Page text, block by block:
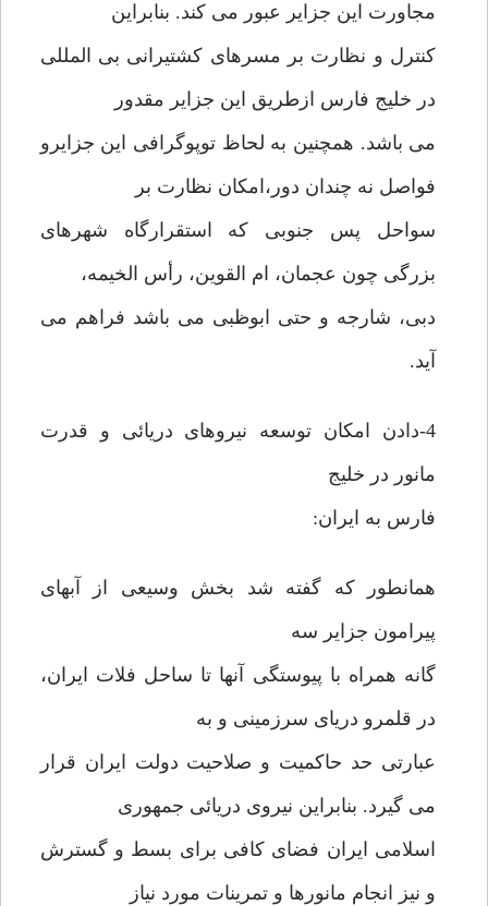
مجاورت این جزایر عبور می کند. بنابراین
کنترل و نظارت بر مسرهای کشتیرانی بی المللی
در خلیج فارس ازطریق این جزایر مقدور
می باشد. همچنین به لحاظ توپوگرافی این جزایرو
فواصل نه چندان دور،امکان نظارت بر
سواحل پس جنوبی که استقرارگاه شهرهای
بزرگی چون عجمان، ام القوین، رأس الخیمه،
دبی، شارجه و حتی ابوظبی می باشد فراهم می
آید.
4-دادن امکان توسعه نیروهای دریائی و قدرت
مانور در خلیج
فارس به ایران:
همانطور که گفته شد بخش وسیعی از آبهای
پیرامون جزایر سه
گانه همراه با پیوستگی آنها تا ساحل فلات ایران،
در قلمرو دریای سرزمینی و به
عبارتی حد حاکمیت و صلاحیت دولت ایران قرار
می گیرد. بنابراین نیروی دریائی جمهوری
اسلامی ایران فضای کافی برای بسط و گسترش
و نیز انجام مانورها و تمرینات مورد نیاز